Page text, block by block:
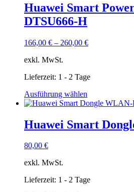
Huawei Smart
DTSU666-H
166,00 € – 260,00 €
exkl. MwSt.
Lieferzeit: 1 - 2 Tage
Ausführung wählen
Produkt
mehrere
Varianten
der
Huawei Smart
80,00 €
exkl. MwSt.
Lieferzeit: 1 - 2 Tage